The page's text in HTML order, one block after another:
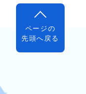
ページの
先頭へ戻る